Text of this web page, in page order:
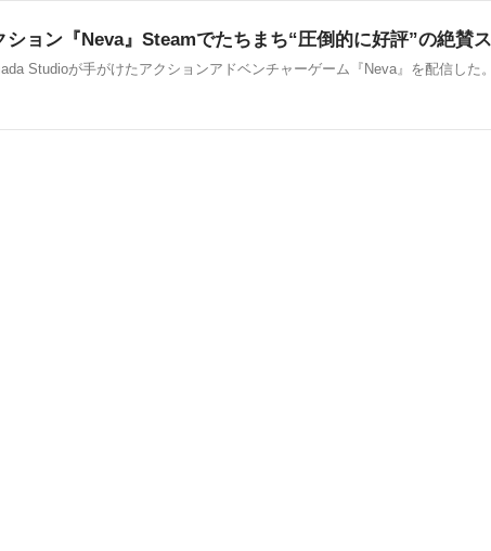
Studioが手がけたアクションアドベンチャーゲーム『Neva』を配信した